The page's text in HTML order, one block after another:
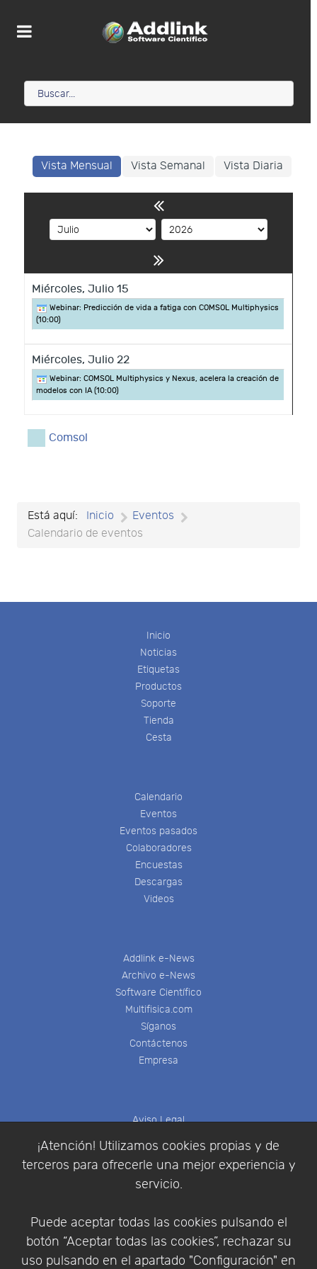
¡Atención! Utilizamos cookies propias y de
terceros para ofrecerle una mejor experiencia y
servicio.
Puede aceptar todas las cookies pulsando el
botón “Aceptar todas las cookies”, rechazar su
uso pulsando en el apartado "Configuración" en
Vista Mensual Vista Semanal Vista Diaria
Miércoles, Julio 15
Webinar: Predicción de vida a fatiga con COMSOL Multiphysics
(10:00)
Miércoles, Julio 22
Webinar: COMSOL Multiphysics y Nexus, acelera la creación de
modelos con IA (10:00)
Comsol
Está aquí: Inicio
Eventos
Calendario de eventos
Inicio
Noticias
Etiquetas
Productos
Soporte
Tienda
Cesta
Calendario
Eventos
Eventos pasados
Colaboradores
Encuestas
Descargas
Videos
Addlink e-News
Archivo e-News
Software Científico
Multifisica.com
Síganos
Contáctenos
Empresa
Aviso Legal
Política de Privacidad
Condiciones de compra
Identificarse